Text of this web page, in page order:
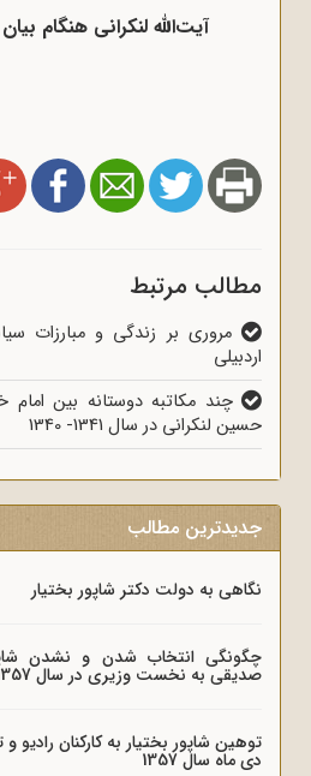
آیت‌الله لنکرانی هنگام
مطالب مرتبط
مروری بر زندگی و مبارزات
اردبیلی
چند مکاتبه دوستانه بین
حسین لنکرانی در سال 1341- 1340
جدیدترین مطالب
نگاهی به دولت دکتر شاپور بختیار
چگونگی انتخاب شدن و نشدن
صدیقی به نخست وزیری در سال 1357
توهین شاپور بختیار به کارکنان رادیو
دی ماه سال 1357